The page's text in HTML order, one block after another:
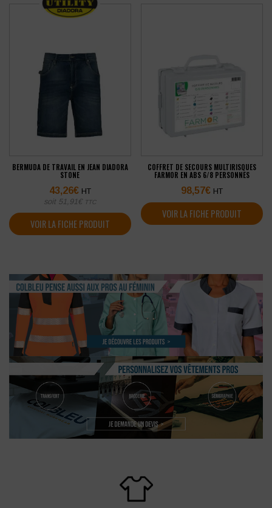
BERMUDA DE TRAVAIL EN JEAN DIADORA
STONE
43,26€ HT
soit 51,91 € TTC
VOIR LA FICHE PRODUIT
COFFRET DE SECOURS MULTIRISQUES
FARMOR EN ABS 6/8 PERSONNES
98,57€ HT
VOIR LA FICHE PRODUIT